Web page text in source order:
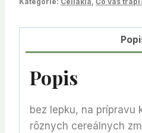
Popis
bez lepku, na prípravu
rôznych cereálnych